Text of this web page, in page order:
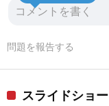
問題を報告する
スライドショー